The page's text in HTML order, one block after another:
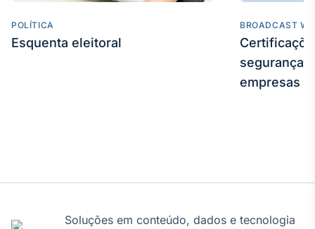
POLÍTICA
Esquenta eleitoral
BROADCAST
segurança
empresas
Soluções em conteúdo, dados e tecnologia